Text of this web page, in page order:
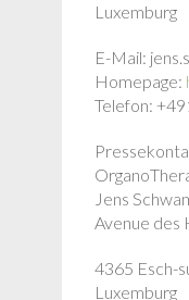
Luxemburg
E-Mail:
Homepage:
Telefon:
Jens
Avenue des
4365 Esch-
Luxemburg